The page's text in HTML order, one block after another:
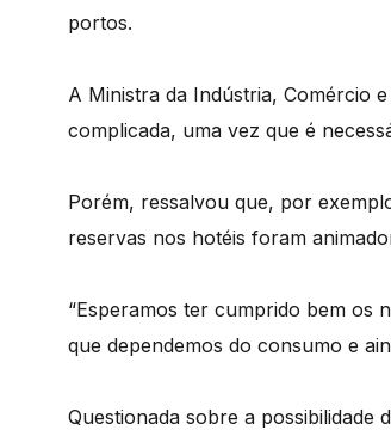
portos.
A Ministra da Indústria, Comércio
complicada, uma vez que é
Porém, ressalvou que, por
reservas nos hotéis foram
“Esperamos ter cumprido bem os
que dependemos do consumo e
Questionada sobre a